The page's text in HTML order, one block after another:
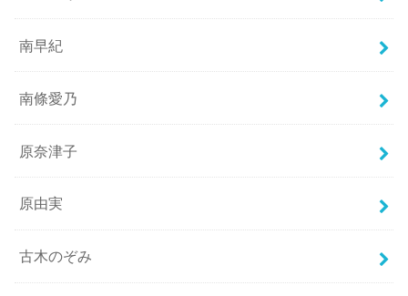
南早紀
南條愛乃
原奈津子
原由実
古木のぞみ